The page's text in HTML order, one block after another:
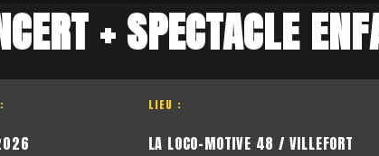
+ SPECTACLE
LIEU :
LA LOCO-MOTIVE 48 / VILLEFORT